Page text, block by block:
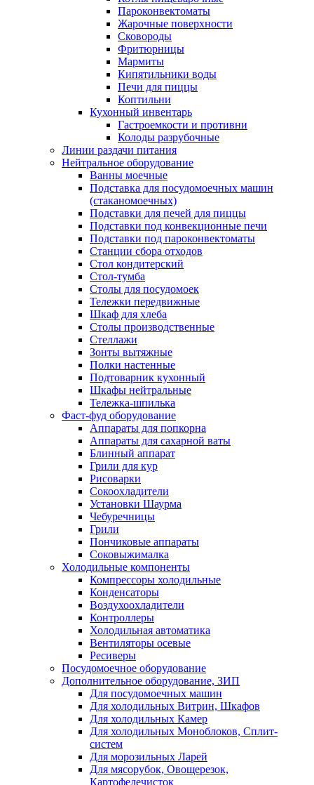
Пароконвектоматы
Жарочные поверхности
Сковороды
Фритюрницы
Мармиты
Кипятильники воды
Печи для пиццы
Коптильни
Кухонный инвентарь
Гастроемкости и противни
Колоды разрубочные
Линии раздачи питания
Нейтральное оборудование
Ванны моечные
Подставка для посудомоечных машин
(стаканомоечных)
Подставки для печей для пиццы
Подставки под конвекционные печи
Подставки под пароконвектоматы
Станции сбора отходов
Стол кондитерский
Стол-тумба
Столы для посудомоек
Тележки передвижные
Шкаф для хлеба
Столы производственные
Стеллажи
Зонты вытяжные
Полки настенные
Подтоварник кухонный
Шкафы нейтральные
Тележка-шпилька
Фаст-фуд оборудование
Аппараты для попкорна
Аппараты для сахарной ваты
Блинный аппарат
Грили для кур
Рисоварки
Сокоохладители
Установки Шаурма
Чебуречницы
Грили
Пончиковые аппараты
Соковыжималка
Холодильные компоненты
Компрессоры холодильные
Конденсаторы
Воздухоохладители
Контроллеры
Холодильная автоматика
Вентиляторы осевые
Ресиверы
Посудомоечное оборудование
Дополнительное оборудование, ЗИП
Для посудомоечных машин
Для холодильных Витрин, Шкафов
Для холодильных Камер
Для холодильных Моноблоков, Сплит-
систем
Для морозильных Ларей
Для мясорубок, Овощерезок,
Картофелечисток